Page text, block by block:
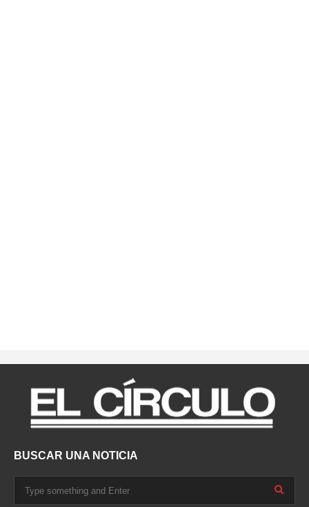
BUSCAR UNA NOTICIA